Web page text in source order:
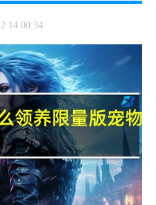
14:00:34